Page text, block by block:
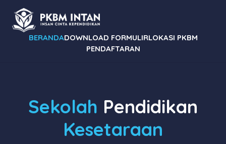
BERANDADOWNLOAD FORMULIRLOKASI PKBM
PENDAFTARAN
Sekolah Pendidikan
Kesetaraan